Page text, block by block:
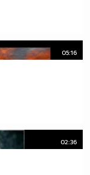
05:16
02:36